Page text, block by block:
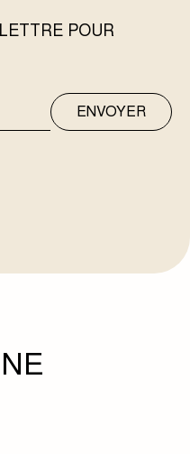
POUR
ENVOYER